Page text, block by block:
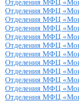
Отделения МФЦ
Отделения МФЦ
Отделения МФЦ
Отделения МФЦ
Отделения МФЦ
Отделения МФЦ
Отделения МФЦ
Отделения МФЦ
Отделения МФЦ
Отделения МФЦ
Отделения МФЦ
Отделения МФЦ